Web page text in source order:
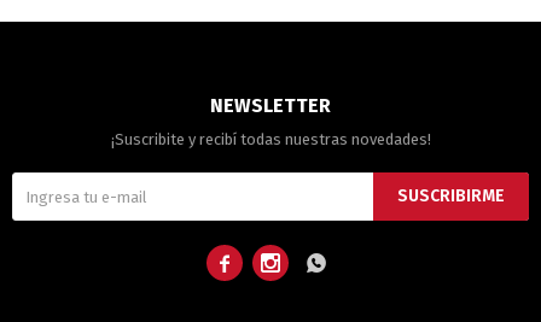
NEWSLETTER
¡Suscribite y recibí todas nuestras novedades!
SUSCRIBIRME
  